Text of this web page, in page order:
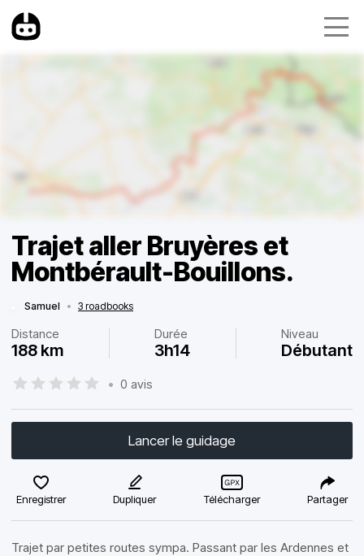
Trajet aller Bruyères et
Montbérault-Bouillons.
Samuel • 3 roadbooks
Distance
188 km
Durée
3h14
Niveau
Débutant
• 0 avis
Lancer le guidage
Enregistrer Dupliquer Télécharger Partager
Trajet par petites routes sympa. Passant par les Ardennes et